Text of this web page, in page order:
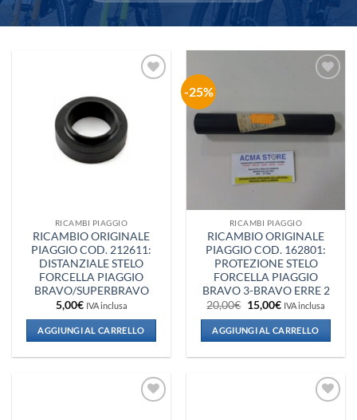
desideri
RICAMBI PIAGGIO
RICAMBIO ORIGINALE
PIAGGIO COD. 212611:
DISTANZIALE STELO
FORCELLA PIAGGIO
BRAVO/SUPERBRAVO
5,00€ IVA inclusa
AGGIUNGI AL CARRELLO
-25%
dei
desideri
RICAMBI PIAGGIO
RICAMBIO ORIGINALE
PIAGGIO COD. 162801:
PROTEZIONE STELO
FORCELLA PIAGGIO
BRAVO 3-BRAVO ERRE 2
20,00€ Il
prezzo
originale
era:
20,00€.
15,00€Il
attuale
è:
15,00€.
IVA inclusa
AGGIUNGI AL CARRELLO